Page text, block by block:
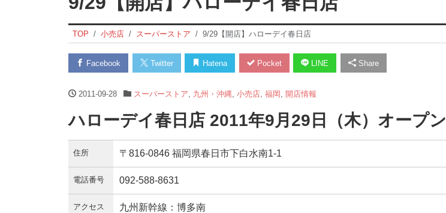
TOP 小売店 スーパーストア 9/29【開店】ハローデイ春日店
Facebook Twitter Hatena Pocket LINE Share
2011-09-28 スーパーストア 九州・沖縄 小売店, 福岡 開店情報
ハローデイ春日店 2011年9月29日（木）オープン
住所 〒816-0846 福岡県春日市下白水南1-1
電話番号 092-588-8631
アクセス 九州新幹線：博多南